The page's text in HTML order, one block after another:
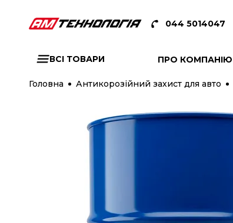
044 5014047
ВСІ ТОВАРИ ПРО КОМПАНІЮ
Головна Антикорозійний захист для авто